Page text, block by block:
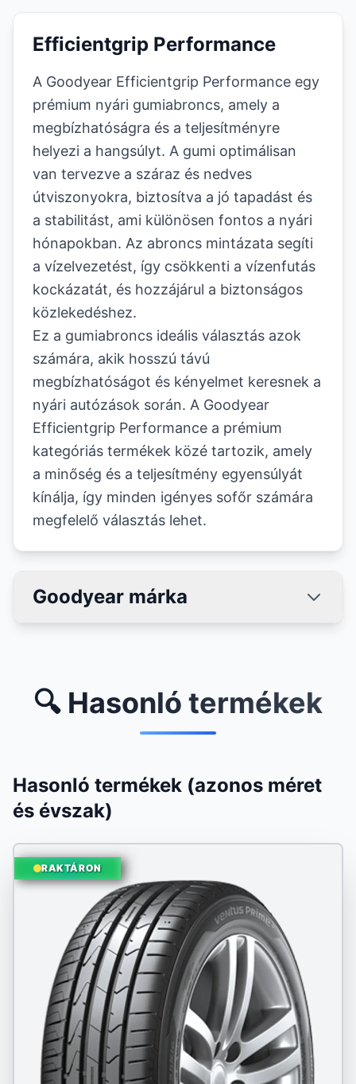
Efficientgrip Performance
A Goodyear Efficientgrip Performance egy
prémium nyári gumiabroncs, amely a
megbízhatóságra és a teljesítményre
helyezi a hangsúlyt. A gumi optimálisan
van tervezve a száraz és nedves
útviszonyokra, biztosítva a jó tapadást és
a stabilitást, ami különösen fontos a nyári
hónapokban. Az abroncs mintázata segíti
a vízelvezetést, így csökkenti a vízenfutás
kockázatát, és hozzájárul a biztonságos
közlekedéshez.
Ez a gumiabroncs ideális választás azok
számára, akik hosszú távú
megbízhatóságot és kényelmet keresnek a
nyári autózások során. A Goodyear
Efficientgrip Performance a prémium
kategóriás termékek közé tartozik, amely
a minőség és a teljesítmény egyensúlyát
kínálja, így minden igényes sofőr számára
megfelelő választás lehet.
Goodyear márka
🔍 Hasonló termékek
Hasonló termékek (azonos méret
és évszak)
RAKTÁRON